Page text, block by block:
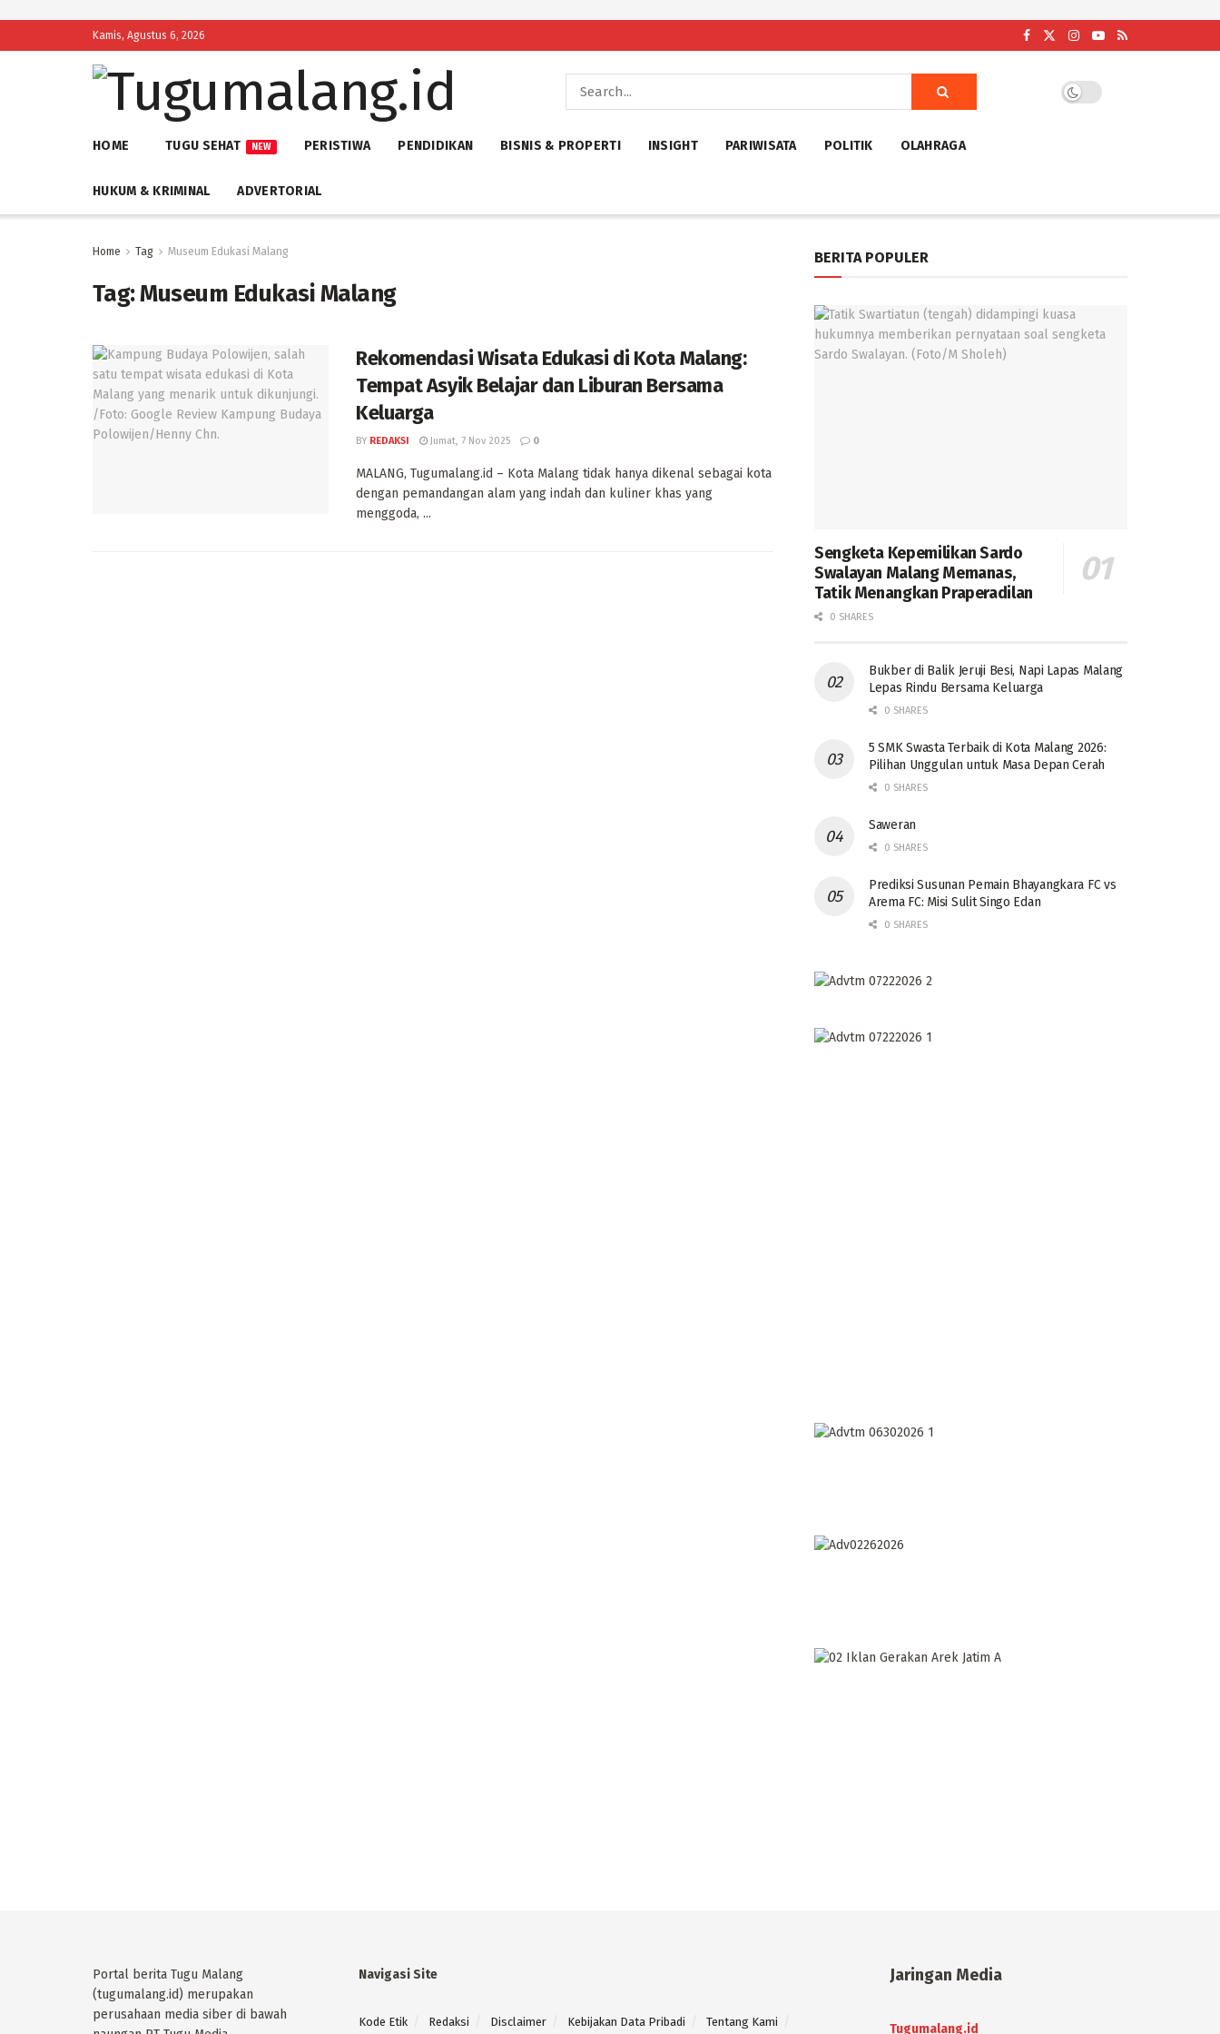
Kamis, Agustus 6, 2026
HOME TUGU SEHAT NEW PERISTIWA PENDIDIKAN BISNIS & PROPERTI INSIGHT PARIWISATA POLITIK OLAHRAGA
HUKUM & KRIMINAL ADVERTORIAL
Home Tag Museum Edukasi Malang
Tag:Museum Edukasi Malang
Rekomendasi Wisata Edukasi di Kota Malang:
Tempat Asyik Belajar dan Liburan Bersama
Keluarga
BY REDAKSI Jumat, 7 Nov 2025 0
MALANG, Tugumalang.id – Kota Malang tidak hanya dikenal sebagai kota
dengan pemandangan alam yang indah dan kuliner khas yang
menggoda, ...
BERITA POPULER
Sengketa Kepemilikan Sardo
Swalayan Malang Memanas,
Tatik Menangkan Praperadilan
0 SHARES
Bukber di Balik Jeruji Besi, Napi Lapas Malang
Lepas Rindu Bersama Keluarga
0 SHARES
5 SMK Swasta Terbaik di Kota Malang 2026:
Pilihan Unggulan untuk Masa Depan Cerah
0 SHARES
Saweran
0 SHARES
Prediksi Susunan Pemain Bhayangkara FC vs
Arema FC: Misi Sulit Singo Edan
0 SHARES
Portal berita Tugu Malang
(tugumalang.id) merupakan
perusahaan media siber di bawah
Navigasi Site
Kode Etik Redaksi Disclaimer Kebijakan Data Pribadi Tentang Kami
Jaringan Media
Tugumalang.id